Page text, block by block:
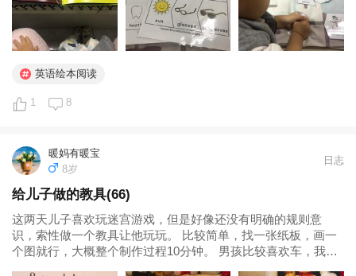
英语绘本阅读
1 8
暖妈有暖宝
8岁
日志
给儿子做的教具(66)
这两天儿子喜欢玩迷宫游戏，但是好像还没有明确的规则意
识，索性做一个教具让他玩玩。 比较简单，找一张纸板，画一
个图就行，大概整个制作过程10分钟。 男孩比较喜欢车，我儿